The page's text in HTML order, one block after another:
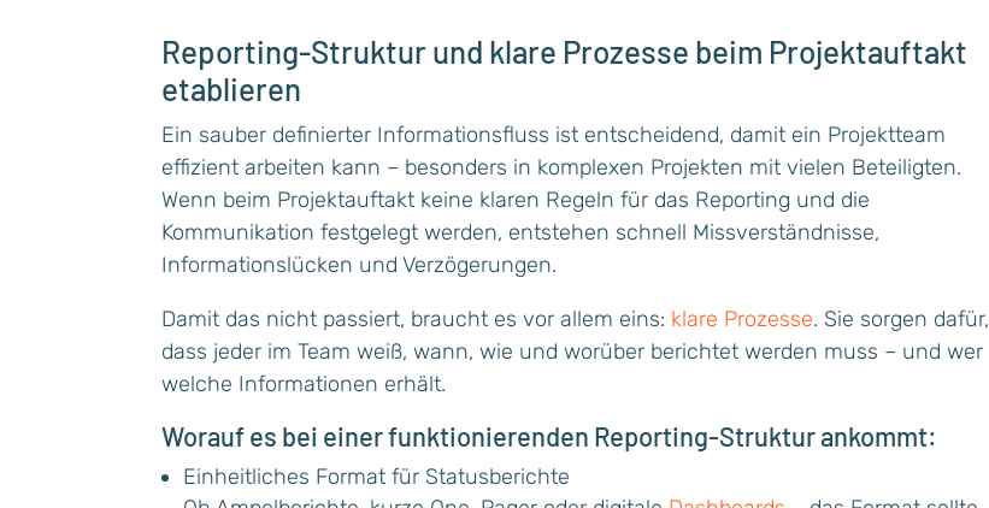
Reporting-Struktur und klare Prozesse beim Projektauftakt
etablieren
Ein sauber definierter Informationsfluss ist entscheidend, damit ein Projektteam
effizient arbeiten kann – besonders in komplexen Projekten mit vielen Beteiligten.
Wenn beim Projektauftakt keine klaren Regeln für das Reporting und die
Kommunikation festgelegt werden, entstehen schnell Missverständnisse,
Informationslücken und Verzögerungen.
Damit das nicht passiert, braucht es vor allem eins: klare Prozesse. Sie sorgen dafür,
dass jeder im Team weiß, wann, wie und worüber berichtet werden muss – und wer
welche Informationen erhält.
Worauf es bei einer funktionierenden Reporting-Struktur ankommt:
Einheitliches Format für Statusberichte